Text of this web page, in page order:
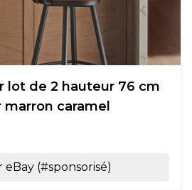
lot de 2 hauteur 76 cm
caramel
eBay (#sponsorisé)